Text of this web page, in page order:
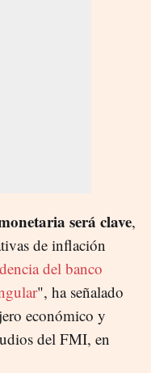
será clave,
de inflación
del banco
", ha señalado
económico y
del FMI, en